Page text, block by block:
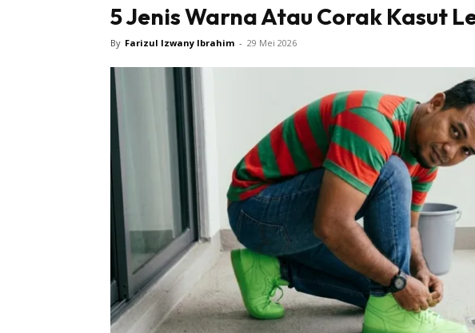
5 Jenis Warna Atau Corak Kasut
By Farizul Izwany Ibrahim - 29 Mei 2026